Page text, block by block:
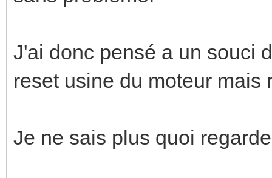
J'ai donc pensé a un souci
reset usine du moteur mais
Je ne sais plus quoi